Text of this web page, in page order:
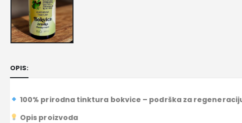
OPIS:
100% prirodna tinktura bokvice – podrška za
Opis proizvoda